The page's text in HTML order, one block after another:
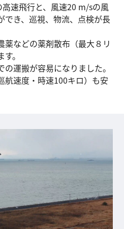
速飛行と、風速20 m/sの風
でき、巡視、物流、点検が長
薬などの薬剤散布（最大８リ
。
運搬が容易になりました。
航速度・時速100キロ）も安